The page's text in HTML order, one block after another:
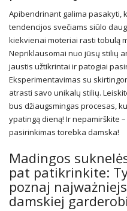
Apibendrinant galima pasakyti,
tendencijos svečiams siūlo
kiekvienai moteriai rasti tobulą
Nepriklausomai nuo jūsų stilių
jaustis užtikrintai ir patogiai
Eksperimentavimas su
atrasti savo unikalų stilių.
bus džiaugsmingas procesas,
ypatingą dieną! Ir nepamirškite
pasirinkimas torebka damska!
Madingos
pat patikrinkite:
poznaj
damskiej